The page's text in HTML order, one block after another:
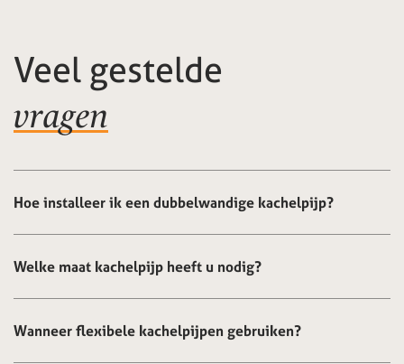
Veel gestelde
vragen
Hoe installeer ik een dubbelwandige kachelpijp?
Welke maat kachelpijp heeft u nodig?
Wanneer flexibele kachelpijpen gebruiken?